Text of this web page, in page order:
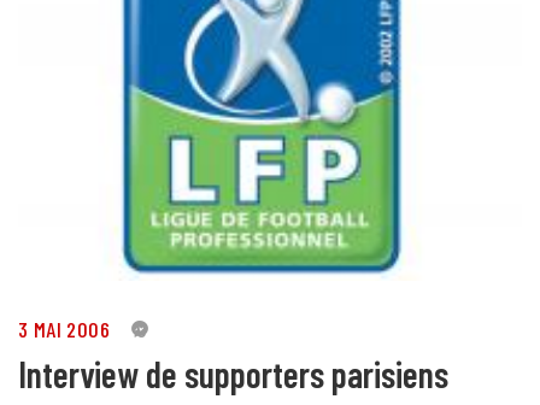
3 MAI 2006 0
Interview de supporters parisiens